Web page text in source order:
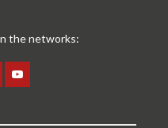
the networks: